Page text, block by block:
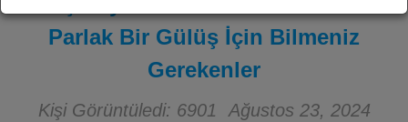
Parlak Bir Gülüş İçin Bilmeniz
Gerekenler
Kişi Görüntüledi: 6901 Ağustos 23, 2024